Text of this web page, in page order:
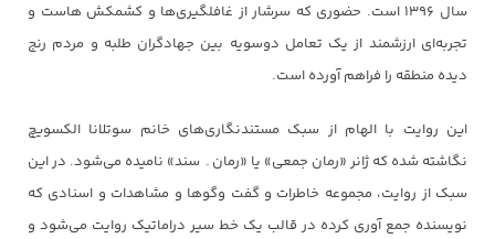
سال ۱۳۹۶ است. حضوری که سرشار از غافلگیری‌ها و کشمکش هاست و
تجربه‌ای ارزشمند از یک تعامل دوسویه بین جهادگران طلبه و مردم رنج
دیده منطقه را فراهم آورده است.
این روایت با الهام از سبک مستندنگاری‌های خانم سوتلانا الکسویچ
نگاشته شده که ژانر «رمان جمعی» یا «رمان۔ سند» نامیده می‌شود. در این
سبک از روایت، مجموعه خاطرات و گفت وگوها و مشاهدات و اسنادی که
نویسنده جمع آوری کرده در قالب یک خط سیر دراماتیک روایت می‌شود و